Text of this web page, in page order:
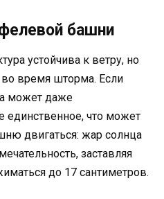
башни
устойчива к ветру, но
во время шторма. Если
может даже
единственное, что может
двигаться: жар солнца
заставляя
до 17 сантиметров.